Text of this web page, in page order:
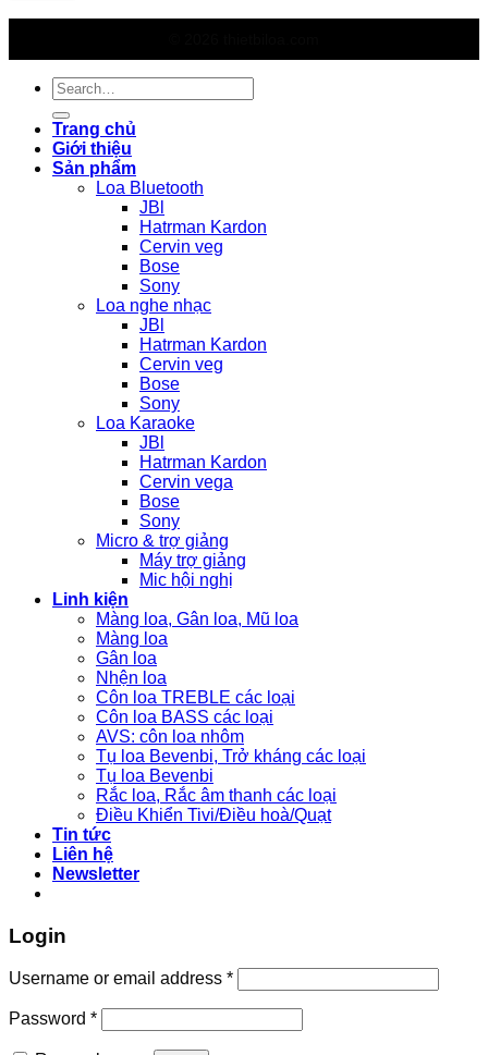
Search
for:
Trang chủ
Giới thiệu
Sản phẩm
Loa Bluetooth
JBl
Hatrman Kardon
Cervin veg
Bose
Sony
Loa nghe nhạc
JBl
Hatrman Kardon
Cervin veg
Bose
Sony
Loa Karaoke
JBl
Hatrman Kardon
Cervin vega
Bose
Sony
Micro & trợ giảng
Máy trợ giảng
Mic hội nghị
Linh kiện
Màng loa, Gân loa, Mũ loa
Màng loa
Gân loa
Nhện loa
Côn loa TREBLE các loại
Côn loa BASS các loại
AVS: côn loa nhôm
Tụ loa Bevenbi, Trở kháng các loại
Tụ loa Bevenbi
Rắc loa, Rắc âm thanh các loại
Điều Khiển Tivi/Điều hoà/Quạt
Tin tức
Liên hệ
Newsletter
Login
Username or email address *
Password *